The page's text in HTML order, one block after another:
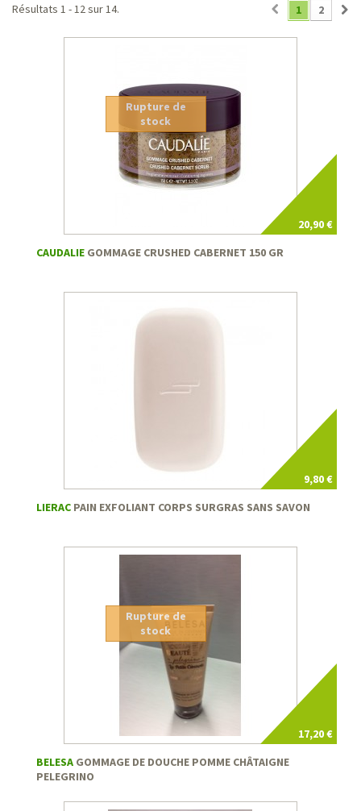
1 2
Résultats 1 - 12 sur 14.
20,90 €
Rupture de
stock
CAUDALIE GOMMAGE CRUSHED CABERNET 150 GR
9,80 €
LIERAC PAIN EXFOLIANT CORPS SURGRAS SANS SAVON
17,20 €
Rupture de
stock
BELESA GOMMAGE DE DOUCHE POMME CHÂTAIGNE
PELEGRINO